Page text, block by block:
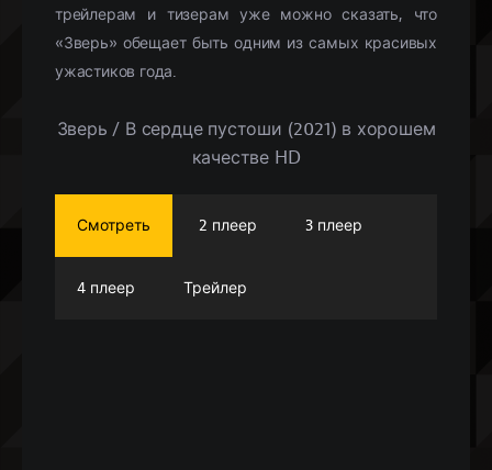
трейлерам и тизерам уже можно сказать, что
«Зверь» обещает быть одним из самых красивых
ужастиков года.
Зверь / В сердце пустоши (2021) в хорошем
качестве HD
Смотреть 2 плеер 3 плеер
4 плеер Трейлер